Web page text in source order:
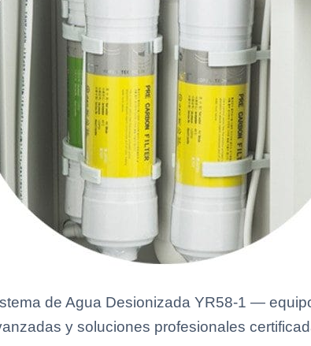
de Agua Desionizada YR58-1 —
y soluciones profesionales